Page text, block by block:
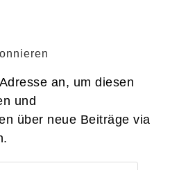
an, um diesen
und
über neue Beiträge via